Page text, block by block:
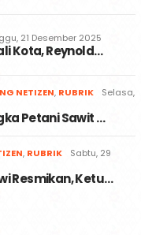
21 Desember 2025
Kota, Reynold…
NETIZEN, RUBRIK
Selasa,
Petani Sawit …
, RUBRIK
Sabtu, 29
Resmikan, Ketu…